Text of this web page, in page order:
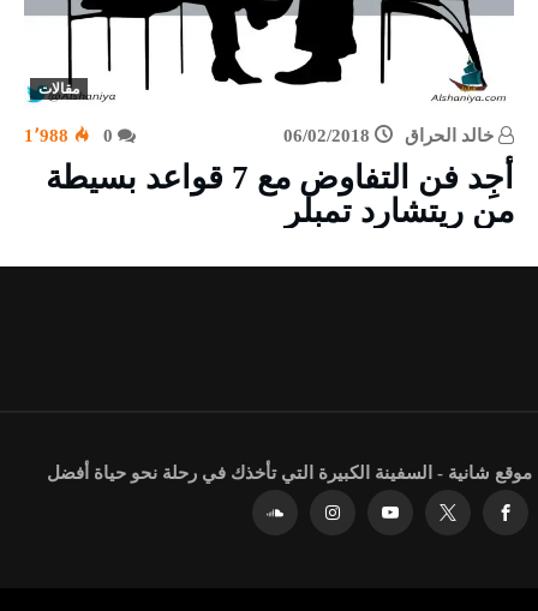
مقالات
خالد الحراق 06/02/2018 1٬988
أجِد فن التفاوض مع 7 قواعد بسيطة
من ريتشارد تمبلر
موقع شانية - السفينة الكبيرة التي تأخذك في رحلة نحو حياة أفضل